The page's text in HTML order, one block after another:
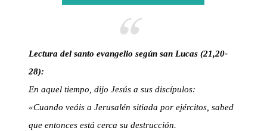
Lectura del santo evangelio según san Lucas (21,20-
28):
En aquel tiempo, dijo Jesús a sus discípulos:
«Cuando veáis a Jerusalén sitiada por ejércitos, sabed
que entonces está cerca su destrucción.